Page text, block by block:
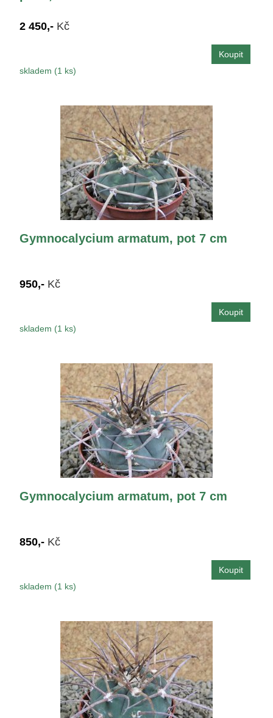
2 450,- Kč
skladem (1 ks)
Gymnocalycium armatum, pot 7 cm
950,- Kč
skladem (1 ks)
Gymnocalycium armatum, pot 7 cm
850,- Kč
skladem (1 ks)